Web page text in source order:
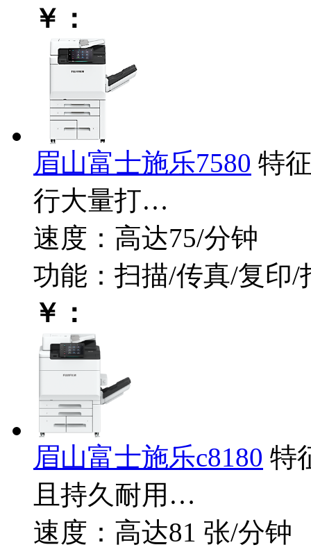
￥：
眉山富士施乐7580 特
行大量打…
速度：高达75/分钟
功能：扫描/传真/复印/
￥：
眉山富士施乐c8180 特
且持久耐用…
速度：高达81 张/分钟